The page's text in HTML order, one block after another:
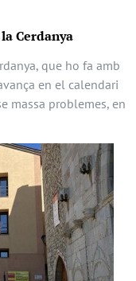
Cerdanya
que ho fa amb
en el calendari
massa problemes, en